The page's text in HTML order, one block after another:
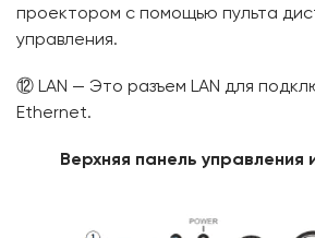
проектором с помощью пульта
управления.
⑫ LAN — Это разъем LAN для
Ethernet.
Верхняя панель управления